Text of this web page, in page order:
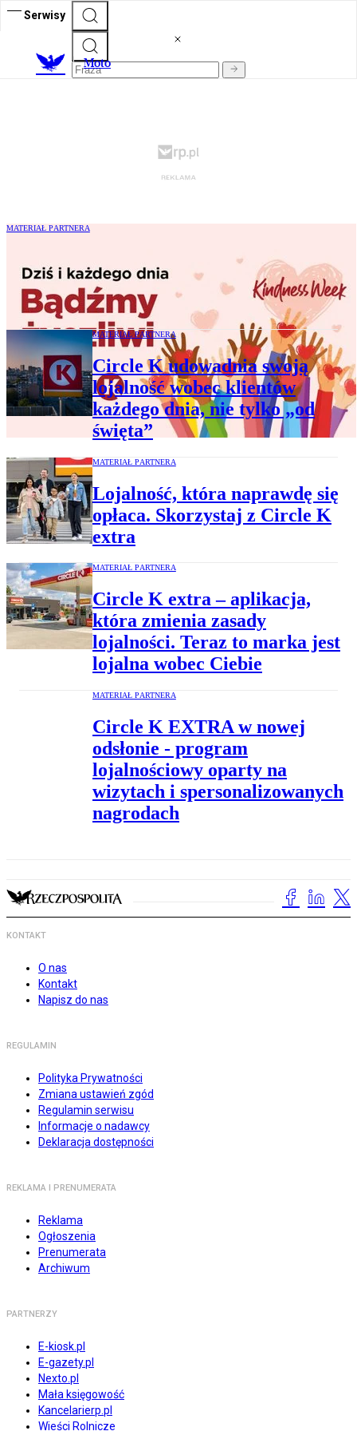
Serwisy
Moto
MATERIAŁ PARTNERA
Życzliwość ma realną moc. W Circle K
trwa Kindness Week - sieć zaprasza do
wspólnego świętowania
MATERIAŁ PARTNERA
Circle K udowadnia swoją
lojalność wobec klientów
każdego dnia, nie tylko „od
święta”
MATERIAŁ PARTNERA
Lojalność, która naprawdę się
opłaca. Skorzystaj z Circle K
extra
MATERIAŁ PARTNERA
Circle K extra – aplikacja,
która zmienia zasady
lojalności. Teraz to marka jest
lojalna wobec Ciebie
MATERIAŁ PARTNERA
Circle K EXTRA w nowej
odsłonie - program
lojalnościowy oparty na
wizytach i spersonalizowanych
nagrodach
KONTAKT
O nas
Kontakt
Napisz do nas
REGULAMIN
Polityka Prywatności
Zmiana ustawień zgód
Regulamin serwisu
Informacje o nadawcy
Deklaracja dostępności
REKLAMA I PRENUMERATA
Reklama
Ogłoszenia
Prenumerata
Archiwum
PARTNERZY
E-kiosk.pl
E-gazety.pl
Nexto.pl
Mała księgowość
Kancelarierp.pl
Wieści Rolnicze